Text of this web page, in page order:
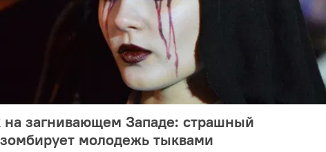
на загнивающем Западе: страшный
молодежь тыквами